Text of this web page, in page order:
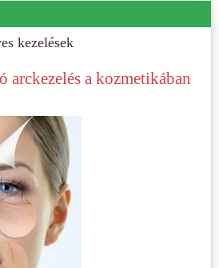
kezelések
arckezelés a kozmetikában